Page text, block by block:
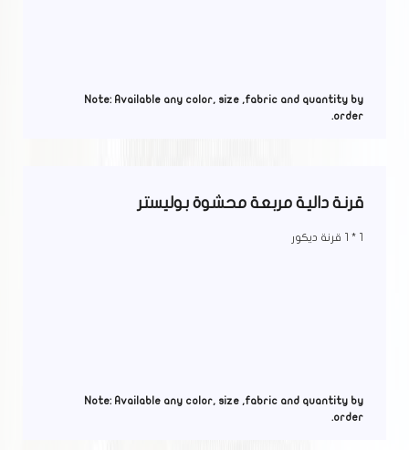
Note: Available any color, size ,fabric and quantity by
order.
قرنة دالية مربعة محشوة بوليستر
1 * 1 قرنة ديكور
Note: Available any color, size ,fabric and quantity by
order.